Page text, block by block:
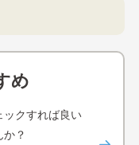
め
ックすれば良い
？